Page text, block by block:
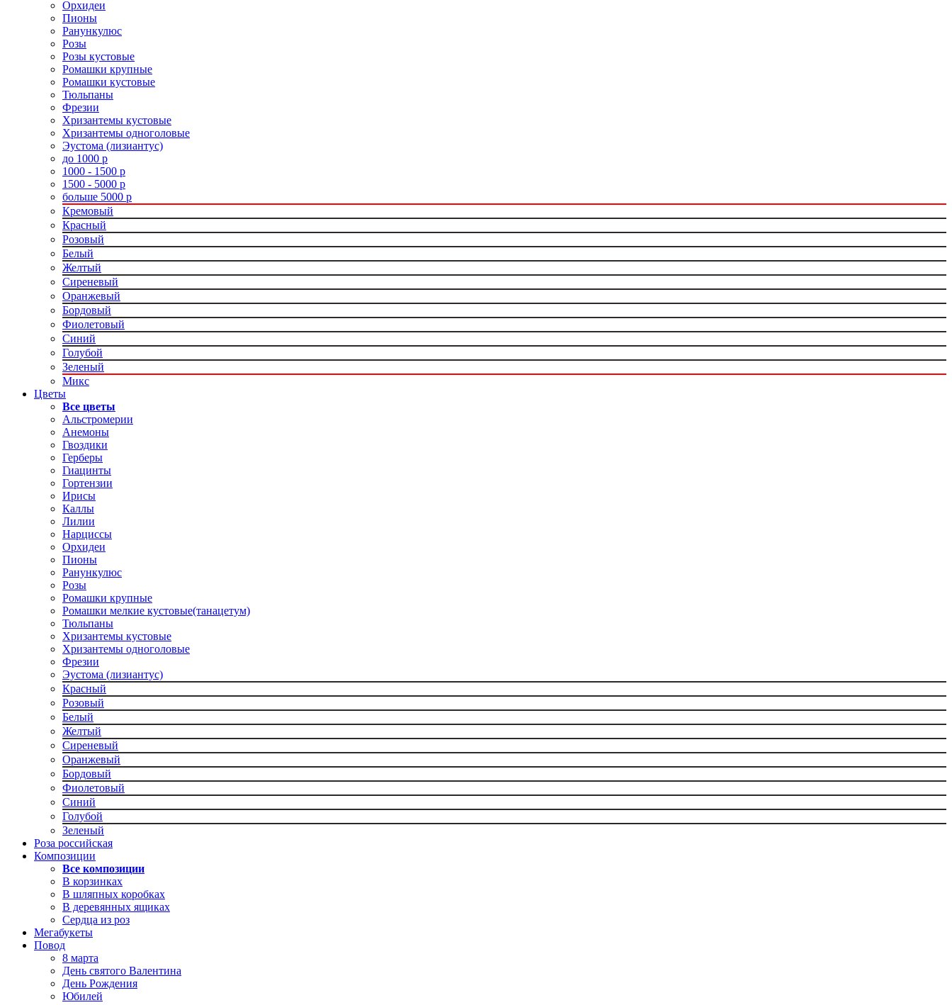
Орхидеи
Пионы
Ранункулюс
Розы
Розы кустовые
Ромашки крупные
Ромашки кустовые
Тюльпаны
Фрезии
Хризантемы кустовые
Хризантемы одноголовые
Эустома (лизиантус)
до 1000 р
1000 - 1500 р
1500 - 5000 р
больше 5000 р
Кремовый
Красный
Розовый
Белый
Желтый
Сиреневый
Оранжевый
Бордовый
Фиолетовый
Синий
Голубой
Зеленый
Микс
Цветы
Все цветы
Альстромерии
Анемоны
Гвоздики
Герберы
Гиацинты
Гортензии
Ирисы
Каллы
Лилии
Нарциссы
Орхидеи
Пионы
Ранункулюс
Розы
Ромашки крупные
Ромашки мелкие кустовые(танацетум)
Тюльпаны
Хризантемы кустовые
Хризантемы одноголовые
Фрезии
Эустома (лизиантус)
Красный
Розовый
Белый
Желтый
Сиреневый
Оранжевый
Бордовый
Фиолетовый
Синий
Голубой
Зеленый
Роза российская
Композиции
Все композиции
В корзинках
В шляпных коробках
В деревянных ящиках
Сердца из роз
Мегабукеты
Повод
8 марта
День святого Валентина
День Рождения
Юбилей